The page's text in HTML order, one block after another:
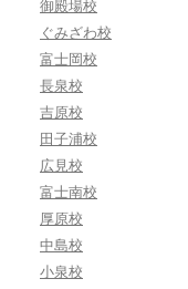
御殿場校
ぐみざわ校
富士岡校
長泉校
吉原校
田子浦校
広見校
富士南校
厚原校
中島校
小泉校